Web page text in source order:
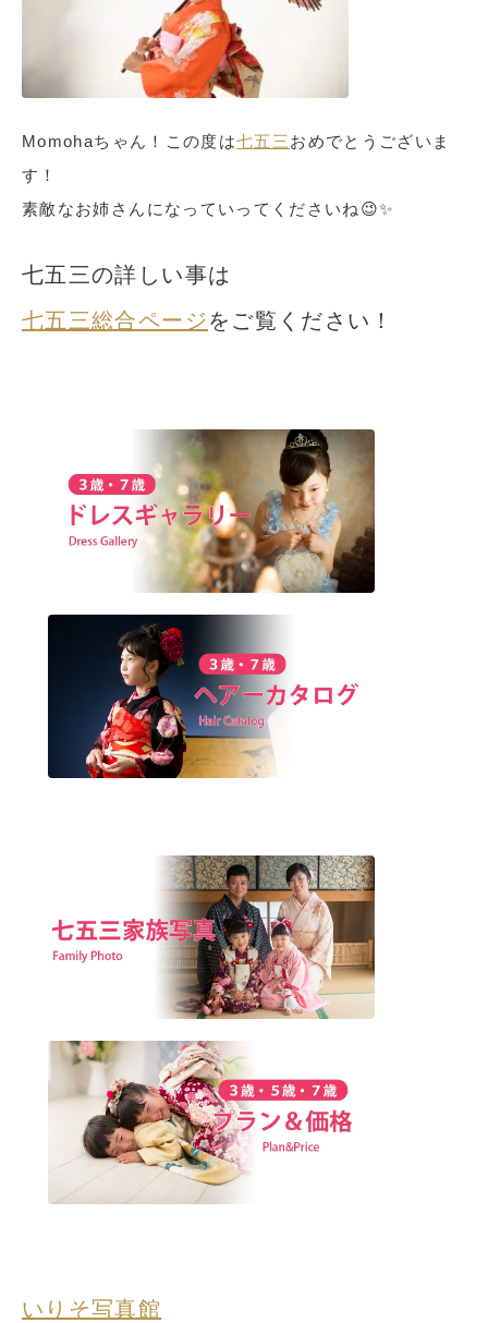
Momohaちゃん！この度は七五三おめでとうございま
す！
素敵なお姉さんになっていってくださいね😉✨
七五三の詳しい事は
七五三総合ページをご覧ください！
いりそ写真館